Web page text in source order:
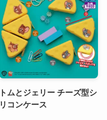
トムとジェリー チーズ型シ
リコンケース